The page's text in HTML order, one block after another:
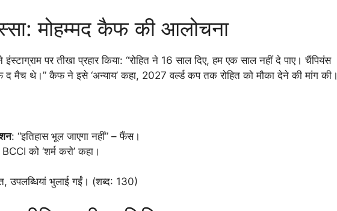
मोहम्मद कैफ की आलोचना
पर तीखा प्रहार किया: “रोहित ने 16 साल दिए, हम एक साल नहीं दे पाए। चैंपियंस
मैच थे।” कैफ ने इसे ‘अन्याय’ कहा, 2027 वर्ल्ड कप तक रोहित को मौका देने की मांग की।
: “इतिहास भूल जाएगा नहीं” – फैंस।
को ‘शर्म करो’ कहा।
उपलब्धियां भुलाई गईं। (शब्द: 130)